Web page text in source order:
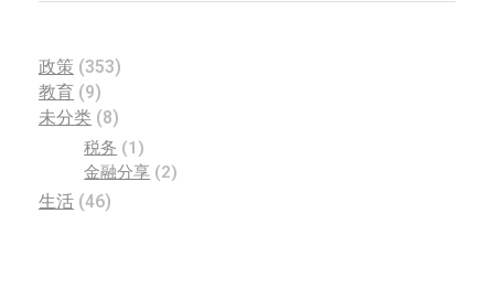
政策 (353)
教育 (9)
未分类 (8)
税务 (1)
金融分享 (2)
生活 (46)